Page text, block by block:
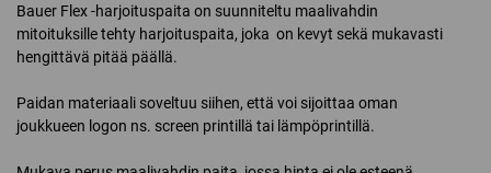
Bauer Flex -harjoituspaita on suunniteltu maalivahdin
mitoituksille tehty harjoituspaita, joka on kevyt sekä mukavasti
hengittävä pitää päällä.
Paidan materiaali soveltuu siihen, että voi sijoittaa oman
joukkueen logon ns. screen printillä tai lämpöprintillä.